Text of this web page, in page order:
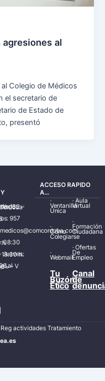
al
Colegio de Médicos
el secretario de
de Estado de
presentó
32 – 14001 Córdoba
h.
17:00 – 19:30 h.
h.
ACCESO RAPIDO
A...
·
Ventanilla
Única
·
Cómo
Colegiarse
·
Webmail
·Aula
Virtual
·
Formación
Ciudadana
·Ofertas
De
Empleo
Tu
Buzón
Ético
Canal
de
Reg actividades Tratamiento